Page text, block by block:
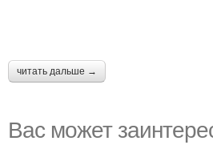
читать дальше →
Вас может